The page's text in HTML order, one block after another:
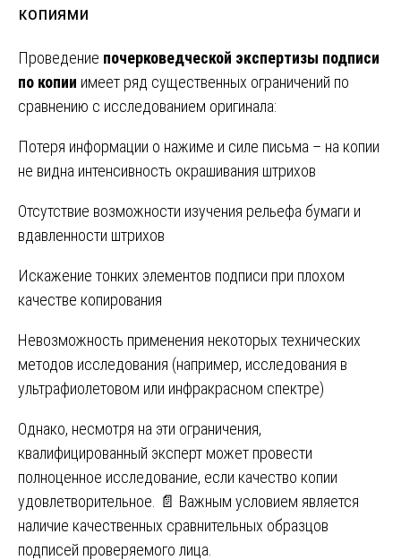
копиями
Проведение почерковедческой экспертизы подписи
по копии имеет ряд существенных ограничений по
сравнению с исследованием оригинала:
Потеря информации о нажиме и силе письма – на копии
не видна интенсивность окрашивания штрихов
Отсутствие возможности изучения рельефа бумаги и
вдавленности штрихов
Искажение тонких элементов подписи при плохом
качестве копирования
Невозможность применения некоторых технических
методов исследования (например, исследования в
ультрафиолетовом или инфракрасном спектре)
Однако, несмотря на эти ограничения,
квалифицированный эксперт может провести
полноценное исследование, если качество копии
удовлетворительное. 📄 Важным условием является
наличие качественных сравнительных образцов
подписей проверяемого лица.